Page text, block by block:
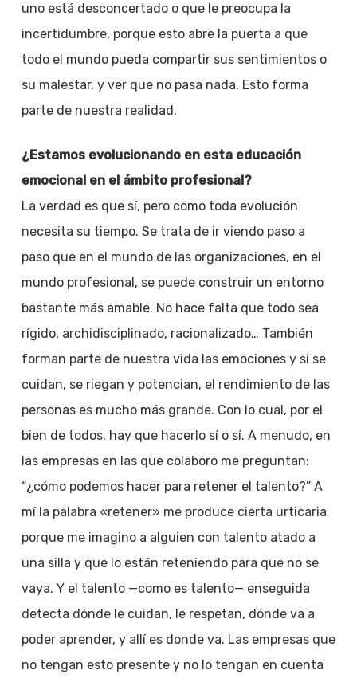
uno está desconcertado o que le preocupa la
incertidumbre, porque esto abre la puerta a que
todo el mundo pueda compartir sus sentimientos o
su malestar, y ver que no pasa nada. Esto forma
parte de nuestra realidad.
¿Estamos evolucionando en esta educación
emocional en el ámbito profesional?
La verdad es que sí, pero como toda evolución
necesita su tiempo. Se trata de ir viendo paso a
paso que en el mundo de las organizaciones, en el
mundo profesional, se puede construir un entorno
bastante más amable. No hace falta que todo sea
rígido, archidisciplinado, racionalizado… También
forman parte de nuestra vida las emociones y si se
cuidan, se riegan y potencian, el rendimiento de las
personas es mucho más grande. Con lo cual, por el
bien de todos, hay que hacerlo sí o sí. A menudo, en
las empresas en las que colaboro me preguntan:
“¿cómo podemos hacer para retener el talento?” A
mí la palabra «retener» me produce cierta urticaria
porque me imagino a alguien con talento atado a
una silla y que lo están reteniendo para que no se
vaya. Y el talento —como es talento— enseguida
detecta dónde le cuidan, le respetan, dónde va a
poder aprender, y allí es donde va. Las empresas que
no tengan esto presente y no lo tengan en cuenta